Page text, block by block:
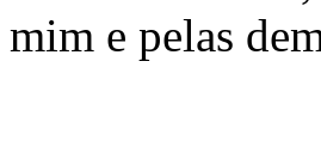
mim e pelas